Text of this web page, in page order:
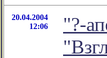
20.04.2004
12:06
"?-